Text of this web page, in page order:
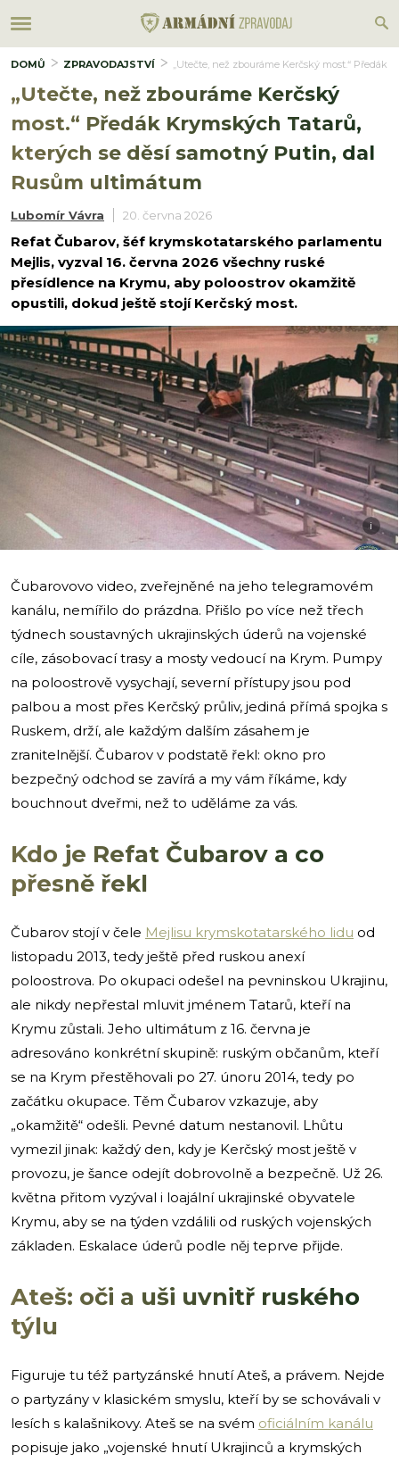
DOMŮ ZPRAVODAJSTVÍ „Utečte, než zbouráme Kerčský most.“
„Utečte, než zbouráme Kerčský
most.“ Předák Krymských Tatarů,
kterých se děsí samotný Putin, dal
Rusům ultimátum
Lubomír Vávra 20. června 2026
Refat Čubarov, šéf krymskotatarského parlamentu
Mejlis, vyzval 16. června 2026 všechny ruské
přesídlence na Krymu, aby poloostrov okamžitě
opustili, dokud ještě stojí Kerčský most.
i
Čubarovovo video, zveřejněné na jeho telegramovém
kanálu, nemířilo do prázdna. Přišlo po více než třech
týdnech soustavných ukrajinských úderů na vojenské
cíle, zásobovací trasy a mosty vedoucí na Krym. Pumpy
na poloostrově vysychají, severní přístupy jsou pod
palbou a most přes Kerčský průliv, jediná přímá spojka s
Ruskem, drží, ale každým dalším zásahem je
zranitelnější. Čubarov v podstatě řekl: okno pro
bezpečný odchod se zavírá a my vám říkáme, kdy
bouchnout dveřmi, než to uděláme za vás.
Kdo je Refat Čubarov a co
přesně řekl
Čubarov stojí v čele Mejlisu krymskotatarského lidu od
listopadu 2013, tedy ještě před ruskou anexí
poloostrova. Po okupaci odešel na pevninskou Ukrajinu,
ale nikdy nepřestal mluvit jménem Tatarů, kteří na
Krymu zůstali. Jeho ultimátum z 16. června je
adresováno konkrétní skupině: ruským občanům, kteří
se na Krym přestěhovali po 27. únoru 2014, tedy po
začátku okupace. Těm Čubarov vzkazuje, aby
„okamžitě“ odešli. Pevné datum nestanovil. Lhůtu
vymezil jinak: každý den, kdy je Kerčský most ještě v
provozu, je šance odejít dobrovolně a bezpečně. Už 26.
května přitom vyzýval i loajální ukrajinské obyvatele
Krymu, aby se na týden vzdálili od ruských vojenských
základen. Eskalace úderů podle něj teprve přijde.
Ateš: oči a uši uvnitř ruského
týlu
Figuruje tu též partyzánské hnutí Ateš, a právem. Nejde
o partyzány v klasickém smyslu, kteří by se schovávali v
lesích s kalašnikovy. Ateš se na svém oficiálním kanálu
popisuje jako „vojenské hnutí Ukrajinců a krymských